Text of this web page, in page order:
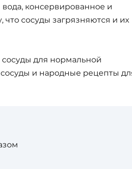
консервированное и
сосуды загрязняются и их
для нормальной
и народные рецепты